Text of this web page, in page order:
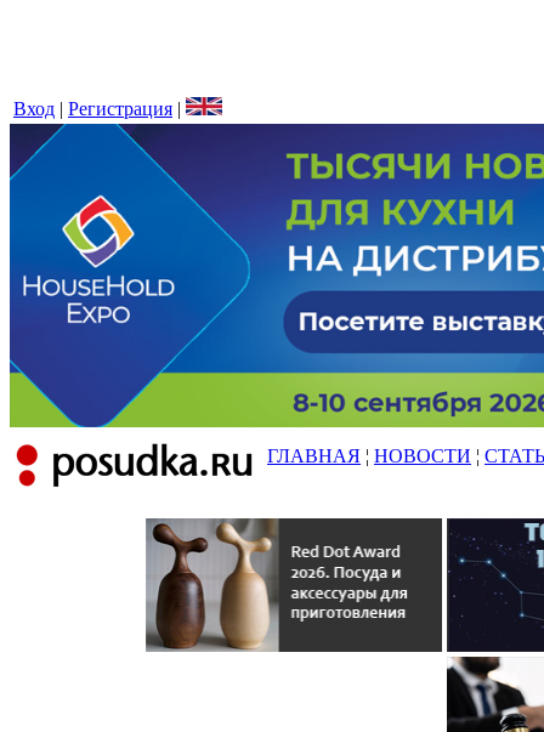
Вход | Регистрация |
ГЛАВНАЯ ¦ НОВОСТИ ¦